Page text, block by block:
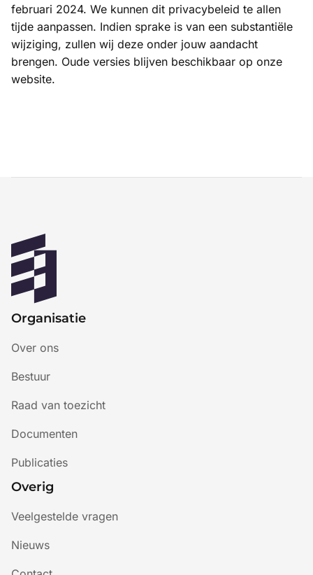
februari 2024. We kunnen dit privacybeleid te allen
tijde aanpassen. Indien sprake is van een substantiële
wijziging, zullen wij deze onder jouw aandacht
brengen. Oude versies blijven beschikbaar op onze
website.
Organisatie
Over ons
Bestuur
Raad van toezicht
Documenten
Publicaties
Overig
Veelgestelde vragen
Nieuws